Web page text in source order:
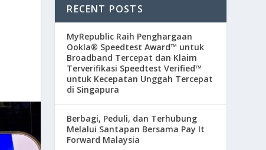
RECENT POSTS
MyRepublic Raih Penghargaan
Ookla® Speedtest Award™ untuk
Broadband Tercepat dan Klaim
Terverifikasi Speedtest Verified™
untuk Kecepatan Unggah Tercepat
di Singapura
Berbagi, Peduli, dan Terhubung
Melalui Santapan Bersama Pay It
Forward Malaysia